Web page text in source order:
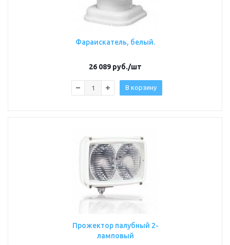
Фараискатель, белый.
26 089 руб./шт
В корзину
Прожектор палубный 2-
ламповый